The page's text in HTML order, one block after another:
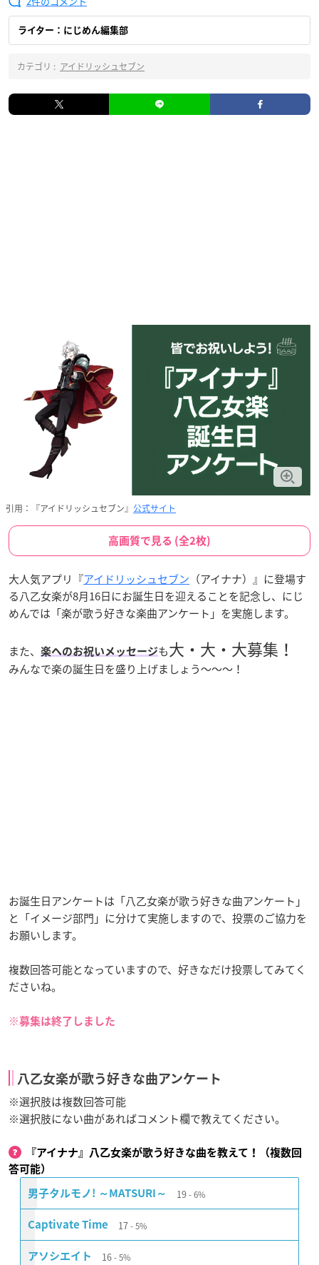
ライター：にじめん編集部
カテゴリ : アイドリッシュセブン
引用：『アイドリッシュセブン』 公式サイト
高画質で見る (全2枚)
大人気アプリ『アイドリッシュセブン （アイナナ）』に登場す
る八乙女楽が8月16日にお誕生日を迎えることを記念し、にじ
めんでは「楽が歌う好きな楽曲アンケート」を実施します。
また、 楽へのお祝いメッセージも大・大・大募集！
みんなで楽の誕生日を盛り上げましょう～～～！
お誕生日アンケートは「八乙女楽が歌う好きな曲アンケート」
と「イメージ部門」に分けて実施しますので、投票のご協力を
お願いします。
複数回答可能となっていますので、好きなだけ投票してみてく
ださいね。
※募集は終了しました
八乙女楽が歌う好きな曲アンケート
※選択肢は複数回答可能
※選択肢にない曲があればコメント欄で教えてください。
『アイナナ』八乙女楽が歌う好きな曲を教えて！（複数回
答可能）
男子タルモノ! ～MATSURI～ 19 6%
Captivate Time 17 5%
アソシエイト 16 5%